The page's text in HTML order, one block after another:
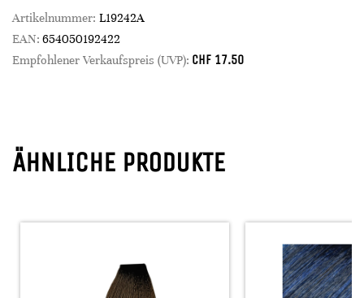
Artikelnummer: L19242A
EAN: 654050192422
Empfohlener Verkaufspreis (UVP): CHF 17.50
ÄHNLICHE PRODUKTE